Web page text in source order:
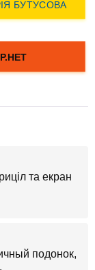
та екран
подонок,